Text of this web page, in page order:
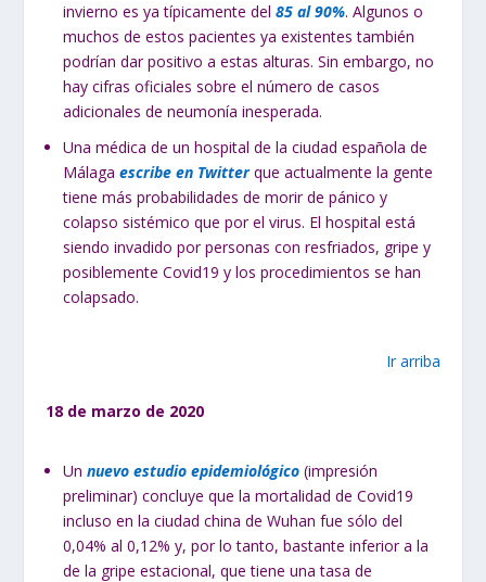
invierno es ya típicamente del85 al 90%. Algunos o
muchos de estos pacientes ya existentes también
podrían dar positivo a estas alturas. Sin embargo, no
hay cifras oficiales sobre el número de casos
adicionales de neumonía inesperada.
Una médica de un hospital de la ciudad española de
Málaga escribe en Twitterque actualmente la gente
tiene más probabilidades de morir de pánico y
colapso sistémico que por el virus. El hospital está
siendo invadido por personas con resfriados, gripe y
posiblemente Covid19 y los procedimientos se han
colapsado.
Ir arriba
18 de marzo de 2020
Unnuevo estudio epidemiológico (impresión
preliminar) concluye que la mortalidad de Covid19
incluso en la ciudad china de Wuhan fue sólo del
0,04% al 0,12% y, por lo tanto, bastante inferior a la
de la gripe estacional, que tiene una tasa de